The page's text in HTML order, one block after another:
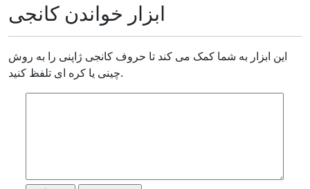
ابزار خواندن کانجی
این ابزار به شما کمک می کند تا حروف کانجی ژاپنی را به روش
چینی یا کره ای تلفظ کنید.